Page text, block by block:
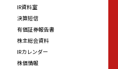
IR資料室
決算短信
有価証券報告書
株主総会資料
IRカレンダー
株価情報